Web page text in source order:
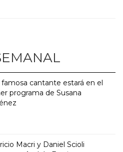
famosa cantante estará en el
programa de Susana
Macri y Daniel Scioli